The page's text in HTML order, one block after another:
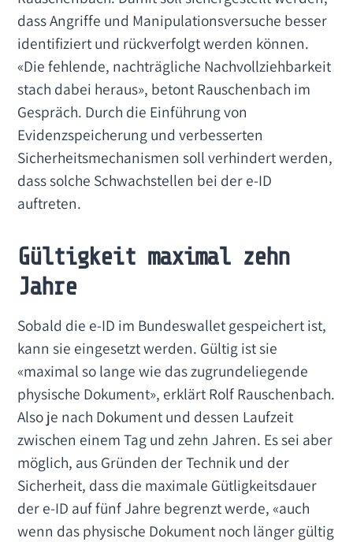
dass Angriffe und Manipulationsversuche besser
identifiziert und rückverfolgt werden können.
«Die fehlende, nachträgliche Nachvollziehbarkeit
stach dabei heraus», betont Rauschenbach im
Gespräch. Durch die Einführung von
Evidenzspeicherung und verbesserten
Sicherheitsmechanismen soll verhindert werden,
dass solche Schwachstellen bei der e-ID
auftreten.
Gültigkeit maximal zehn
Jahre
Sobald die e-ID im Bundeswallet gespeichert ist,
kann sie eingesetzt werden. Gültig ist sie
«maximal so lange wie das zugrundeliegende
physische Dokument», erklärt Rolf Rauschenbach.
Also je nach Dokument und dessen Laufzeit
zwischen einem Tag und zehn Jahren. Es sei aber
möglich, aus Gründen der Technik und der
Sicherheit, dass die maximale Gütligkeitsdauer
der e-ID auf fünf Jahre begrenzt werde, «auch
wenn das physische Dokument noch länger gültig